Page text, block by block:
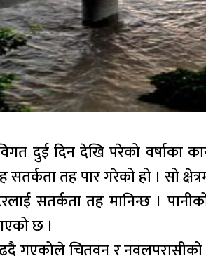
दुई दिन देखि परेको वर्षाका
तह पार गरेको हो । सो
सतर्कता तह मानिन्छ ।
छ ।
गएकोले चितवन र नवलपरासीको